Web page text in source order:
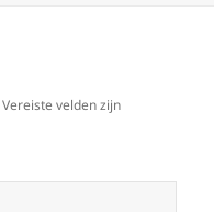
Vereiste velden zijn